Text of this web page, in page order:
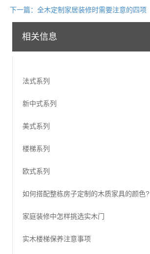
下一篇：全木定制家居装修时需要注意的四项
相关信息
法式系列
新中式系列
美式系列
楼梯系列
欧式系列
如何搭配整栋房子定制的木质家具的颜色?
家庭装修中怎样挑选实木门
实木楼梯保养注意事项